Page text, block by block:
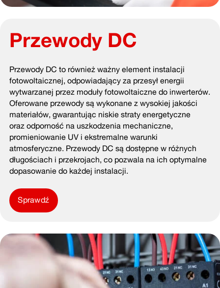
Przewody DC
Przewody DC to również ważny element instalacji
fotowoltaicznej, odpowiadający za przesył energii
wytwarzanej przez moduły fotowoltaiczne do inwerterów.
Oferowane przewody są wykonane z wysokiej jakości
materiałów, gwarantując niskie straty energetyczne
oraz odporność na uszkodzenia mechaniczne,
promieniowanie UV i ekstremalne warunki
atmosferyczne. Przewody DC są dostępne w różnych
długościach i przekrojach, co pozwala na ich optymalne
dopasowanie do każdej instalacji.
Sprawdź